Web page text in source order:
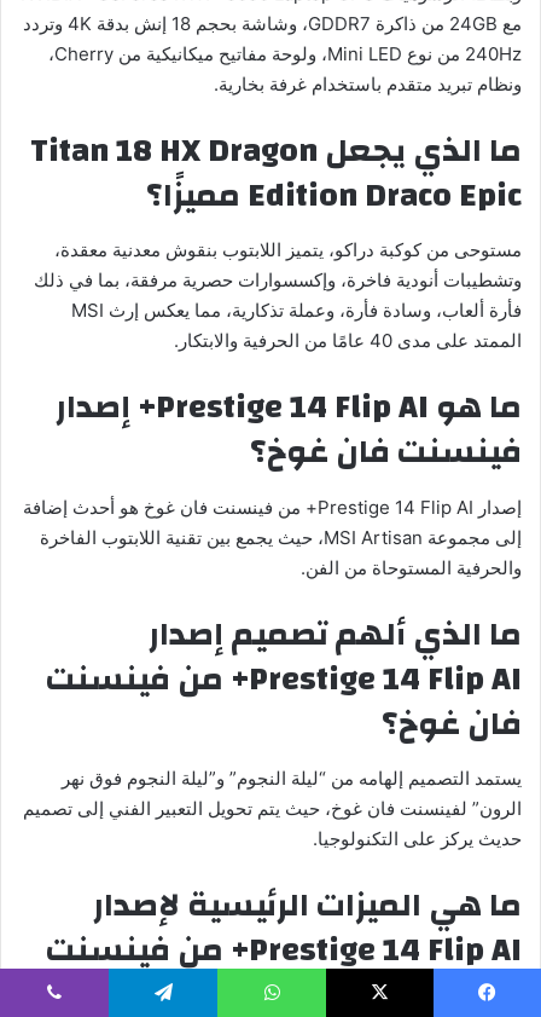
مع 24GB من ذاكرة GDDR7، وشاشة بحجم 18 إنش بدقة 4K وتردد
240Hz من نوع Mini LED، ولوحة مفاتيح ميكانيكية من Cherry،
ونظام تبريد متقدم باستخدام غرفة بخارية.
ما الذي يجعلTitan 18 HX Dragon
Edition Draco Epic مميزًا؟
مستوحى من كوكبة دراكو، يتميز اللابتوب بنقوش معدنية معقدة،
وتشطيبات أنودية فاخرة، وإكسسوارات حصرية مرفقة، بما في ذلك
فأرة ألعاب، وسادة فأرة، وعملة تذكارية، مما يعكس إرث MSI
الممتد على مدى 40 عامًا من الحرفية والابتكار.
ما هو Prestige 14 Flip AI+ إصدار
فينسنت فان غوخ؟
إصدار Prestige 14 Flip AI+ من فينسنت فان غوخ هو أحدث إضافة
إلى مجموعة MSI Artisan، حيث يجمع بين تقنية اللابتوب الفاخرة
والحرفية المستوحاة من الفن.
ما الذي ألهم تصميم إصدار
Prestige 14 Flip AI+ من فينسنت
فان غوخ؟
يستمد التصميم إلهامه من “ليلة النجوم” و”ليلة النجوم فوق نهر
الرون” لفينسنت فان غوخ، حيث يتم تحويل التعبير الفني إلى تصميم
حديث يركز على التكنولوجيا.
ما هي الميزات الرئيسية لإصدار
Prestige 14 Flip AI+ من فينسنت
فان غوخ؟